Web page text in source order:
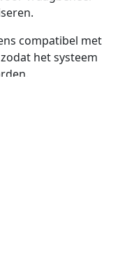
compatibel met
het systeem